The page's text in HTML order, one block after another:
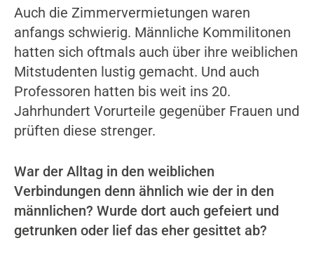
Auch die Zimmervermietungen waren
anfangs schwierig. Männliche Kommilitonen
hatten sich oftmals auch über ihre weiblichen
Mitstudenten lustig gemacht. Und auch
Professoren hatten bis weit ins 20.
Jahrhundert Vorurteile gegenüber Frauen und
prüften diese strenger.
War der Alltag in den weiblichen
Verbindungen denn ähnlich wie der in den
männlichen? Wurde dort auch gefeiert und
getrunken oder lief das eher gesittet ab?